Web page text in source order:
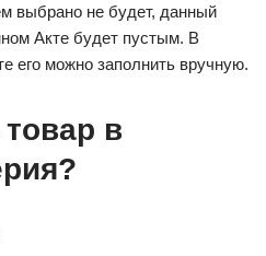
выбрано не будет, данный
Акте будет пустым. В
его можно заполнить вручную.
в